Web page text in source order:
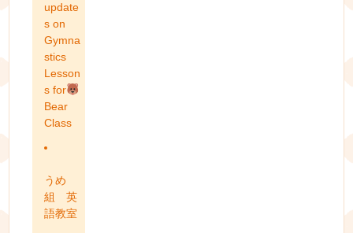
update
s on
Gymna
stics
Lesson
s for
Bear
Class
うめ
組 英
語教室